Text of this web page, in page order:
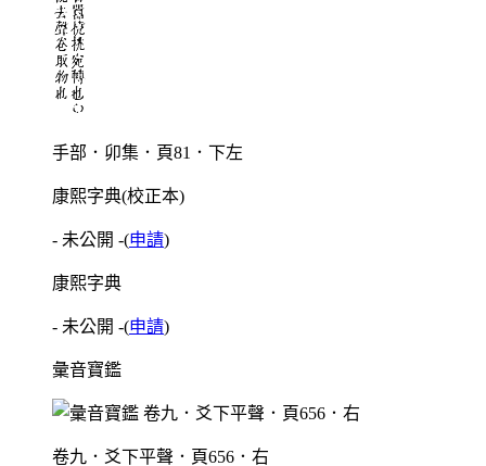
手部．卯集．頁81．下左
康熙字典(校正本)
- 未公開 -(申請)
康熙字典
- 未公開 -(申請)
彙音寶鑑
卷九．爻下平聲．頁656．右